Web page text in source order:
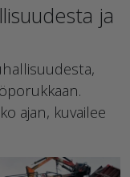
ja
ajan, kuvailee